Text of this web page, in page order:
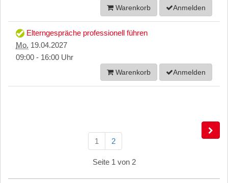
Warenkorb Anmelden
Elterngespräche professionell führen
Mo. 19.04.2027
09:00 - 16:00 Uhr
Warenkorb Anmelden
1 2
Seite 1 von 2